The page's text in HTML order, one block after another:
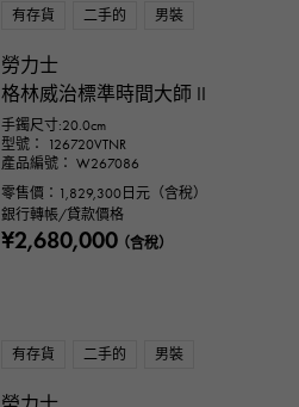
有存貨 二手的 男裝
勞力士
格林威治標準時間大師 II
手鐲尺寸:20.0cm
型號： 126720VTNR
產品編號： W267086
零售價： 1,829,300 日元（含稅）
銀行轉帳/貸款價格
¥2,680,000（含稅）
有存貨 二手的 男裝